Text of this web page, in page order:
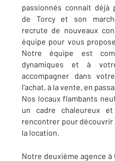
passionnés connait
de Torcy et son
recrute de nouveaux
équipe pour vous
Notre équipe est
dynamiques et à
accompagner dans
l'achat, à la vente, en
Nos locaux flambants
un cadre chaleureux
rencontrer pour découvrir
la location.
Notre deuxième agence à